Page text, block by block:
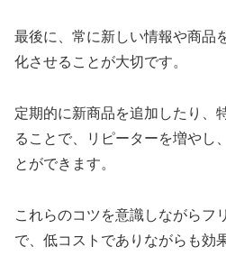
最後に、常に新しい情報や商品
化させることが大切です。
定期的に新商品を追加したり、
ることで、リピーターを増やし
とができます。
これらのコツを意識しながらフ
で、低コストでありながらも効